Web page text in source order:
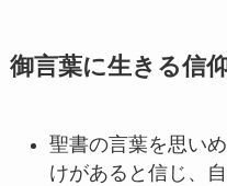
御言葉に生きる信
聖書の言葉を思い
けがあると信じ、